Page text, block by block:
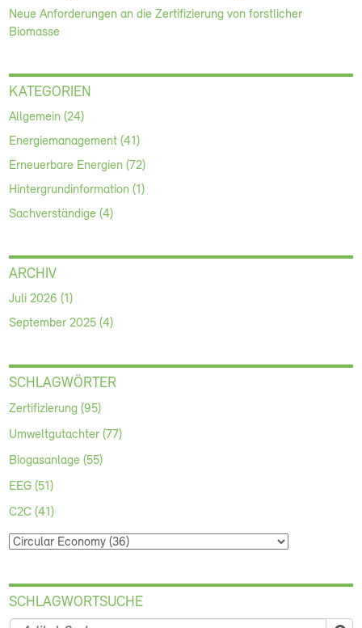
Neue Anforderungen an die Zertifizierung von forstlicher
Biomasse
KATEGORIEN
Allgemein (24)
Energiemanagement (41)
Erneuerbare Energien (72)
Hintergrundinformation (1)
Sachverständige (4)
ARCHIV
Juli 2026 (1)
September 2025 (4)
SCHLAGWÖRTER
Zertifizierung (95)
Umweltgutachter (77)
Biogasanlage (55)
EEG (51)
C2C (41)
SCHLAGWORTSUCHE